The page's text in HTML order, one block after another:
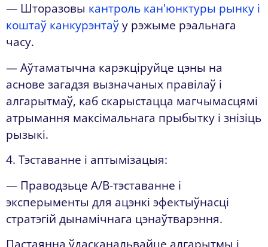
— Шторазовы кантроль кан'юнктуры рынку і
коштаў канкурэнтаўу рэжыме рэальнага
часу.
— Аўтаматычна карэкціруйце цэны на
аснове загадзя вызначаных правілаў і
алгарытмаў, каб скарыстацца магчымасцямі
атрымання максімальнага прыбытку і знізіць
рызыкі.
4. Тэставанне і аптымізацыя:
— Праводзьце A/B-тэставанне і
эксперыменты для ацэнкі эфектыўнасці
стратэгій дынамічнага цэнаўтварэння.